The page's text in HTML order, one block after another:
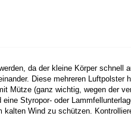
da der kleine Körper schnell
Diese mehreren Luftpolster
Mütze (ganz wichtig, wegen der
Styropor- oder
Wind zu schützen.